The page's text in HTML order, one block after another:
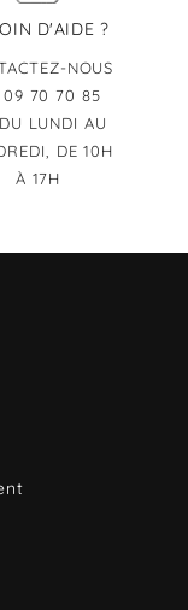
D'AIDE ?
NOUS
09 70 70 85
LUNDI AU
DE 10H
À 17H